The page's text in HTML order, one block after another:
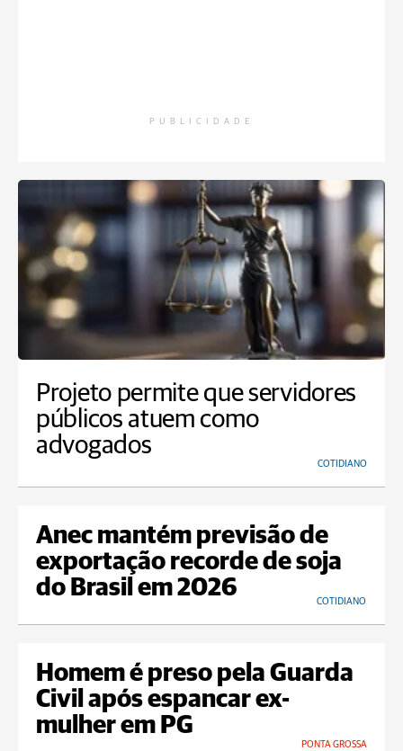
PUBLICIDADE
Projeto permite que servidores
públicos atuem como
advogados
COTIDIANO
Anec mantém previsão de
exportação recorde de soja
do Brasil em 2026
COTIDIANO
Homem é preso pela Guarda
Civil após espancar ex-
mulher em PG
PONTA GROSSA